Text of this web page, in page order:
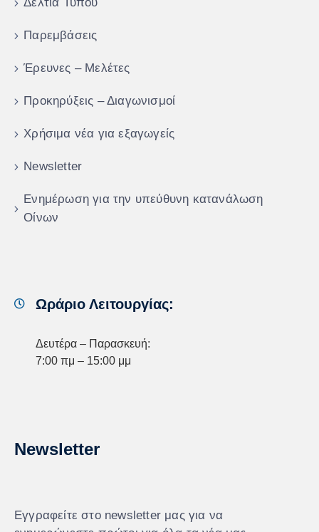
Παρεμβάσεις
Έρευνες – Μελέτες
Προκηρύξεις – Διαγωνισμοί
Χρήσιμα νέα για εξαγωγείς
Newsletter
Ενημέρωση για την υπεύθυνη κατανάλωση
Οίνων
Ωράριο Λειτουργίας:
Δευτέρα – Παρασκευή:
7:00 πμ – 15:00 μμ
Newsletter
Εγγραφείτε στο newsletter μας για να